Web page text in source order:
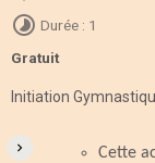
Durée : 1
Gratuit
Initiation
Cette